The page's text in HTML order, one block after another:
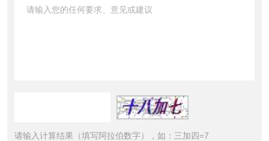
请输入计算结果（填写阿拉伯数字），如：三加四=7